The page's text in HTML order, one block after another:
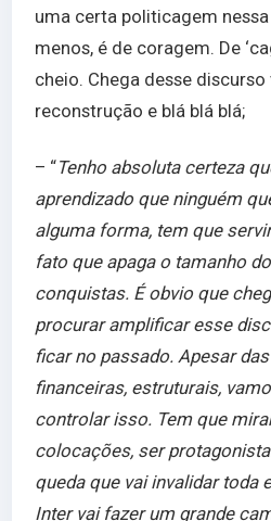
uma certa politicagem
menos, é de coragem. De
cheio. Chega desse
reconstrução e blá blá blá;
– “Tenho absoluta certeza
aprendizado que ninguém
alguma forma, tem que
fato que apaga o tamanho
conquistas. É obvio que
procurar amplificar esse
ficar no passado. Apesar
financeiras, estruturais,
controlar isso. Tem que
colocações, ser
queda que vai invalidar toda
Inter vai fazer um grande